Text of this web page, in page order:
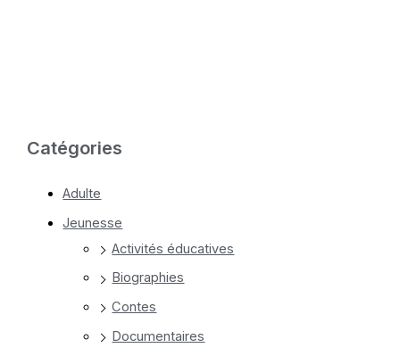
Catégories
Adulte
Jeunesse
Activités éducatives
Biographies
Contes
Documentaires